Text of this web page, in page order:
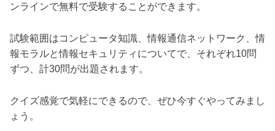
ンラインで無料で受験することができます。
試験範囲はコンピュータ知識、情報通信ネットワーク、情
報モラルと情報セキュリティについてで、それぞれ10問
ずつ、計30問が出題されます。
クイズ感覚で気軽にできるので、ぜひ今すぐやってみまし
ょう。